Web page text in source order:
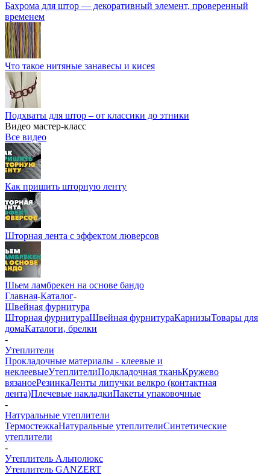
Бахрома для штор — декоративный элемент, проверенный
временем
Что такое нитяные занавесы и кисея
Подхваты для штор – от классики до этники
Видео мастер-класс
Все видео
Как пришить шторную ленту
Шторная лента с эффектом люверсов
Шьем ламбрекен на основе бандо
Главная-Каталог-
Швейная фурнитура
Шторная фурнитураШвейная фурнитураКарнизыТовары для
домаКаталоги, брелки
-
Утеплители
Прокладочные материалы - клеевые и
неклеевыеУтеплителиПодкладочная тканьКружево
вязаноеРезинкаЛенты липучки велкро (контактная
лента)Плечевые накладкиПакеты упаковочные
-
Натуральные утеплители
ТермостежкаНатуральные утеплителиСинтетические
утеплители
-
Утеплитель Альполюкс
Утеплитель GANZERT